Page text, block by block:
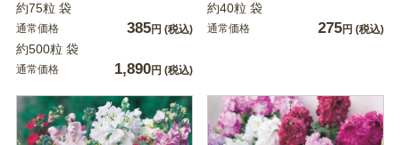
約75粒 袋
通常価格 385円 (税込)
約500粒 袋
通常価格 1,890円 (税込)
約40粒 袋
通常価格 275円 (税込)